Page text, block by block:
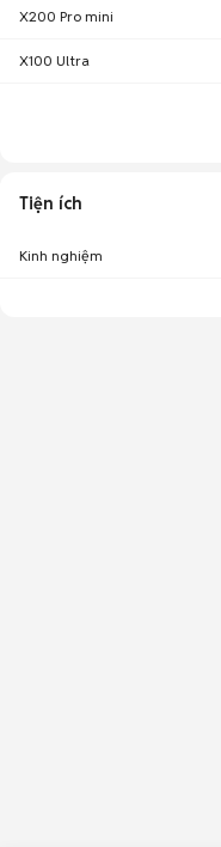
X200 Pro mini
X100 Ultra
Tiện ích
Kinh nghiệm